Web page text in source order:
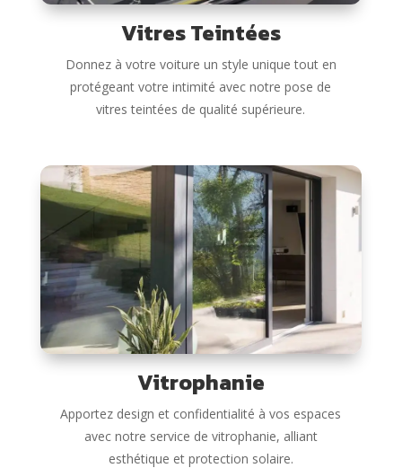
Vitres Teintées
Donnez à votre voiture un style unique tout en
protégeant votre intimité avec notre pose de
vitres teintées de qualité supérieure.
Vitrophanie
Apportez design et confidentialité à vos espaces
avec notre service de vitrophanie, alliant
esthétique et protection solaire.